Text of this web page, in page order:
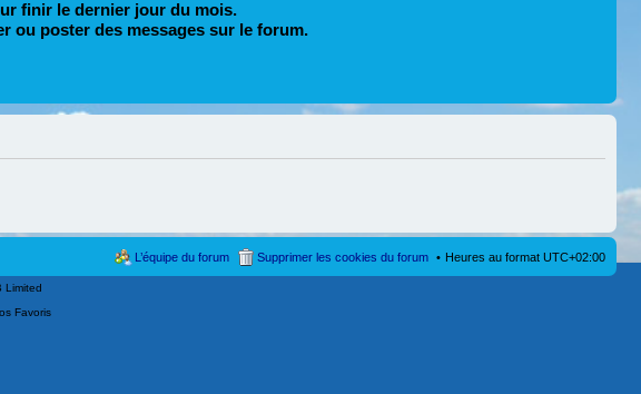
finir le dernier jour du mois.
ou poster des messages sur le forum.
Heures au format UTC+02:00
Supprimer les cookies du forum
L’équipe du forum
Limited
Favoris